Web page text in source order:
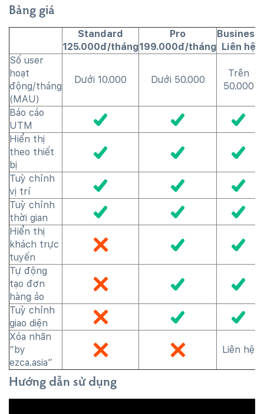
Bảng giá
Standard
125.000đ/tháng
Pro
199.000đ/tháng
Business
Liên hệ
Số user
hoạt
động/tháng
(MAU)
Dưới 10.000 Dưới 50.000
Trên
50.000
Báo cáo
UTM
Hiển thị
theo thiết
bị
Tuỳ chỉnh
vị trí
Tuỳ chỉnh
thời gian
Hiển thị
khách trực
tuyến
Tự động
tạo đơn
hàng ảo
Tuỳ chỉnh
giao diện
Xóa nhãn
“by
ezca.asia”
Liên hệ
Hướng dẫn sử dụng